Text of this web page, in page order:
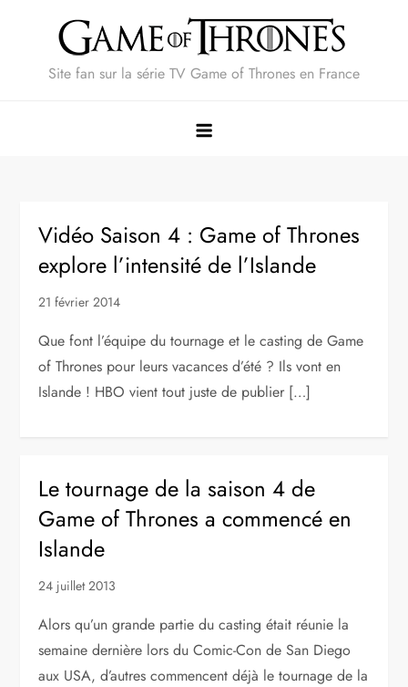
Site fan sur la série TV Game of Thrones en France
Vidéo Saison 4 : Game of Thrones
explore l’intensité de l’Islande
21 février 2014
Que font l’équipe du tournage et le casting de Game
of Thrones pour leurs vacances d’été ? Ils vont en
Islande ! HBO vient tout juste de publier […]
Le tournage de la saison 4 de
Game of Thrones a commencé en
Islande
24 juillet 2013
Alors qu’un grande partie du casting était réunie la
semaine dernière lors du Comic-Con de San Diego
aux USA, d’autres commencent déjà le tournage de la